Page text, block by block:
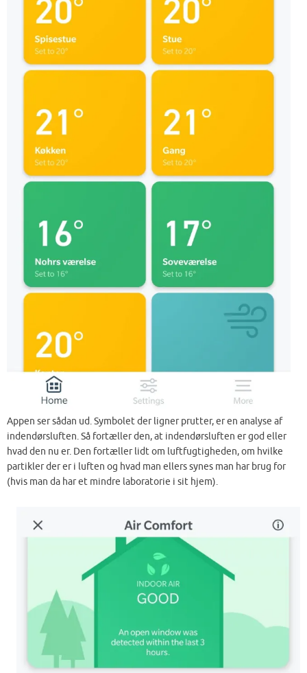
Appen ser sådan ud. Symbolet der ligner prutter, er en analyse af
indendørsluften. Så fortæller den, at indendørsluften er god eller
hvad den nu er. Den fortæller lidt om luftfugtigheden, om hvilke
partikler der er i luften og hvad man ellers synes man har brug for
(hvis man da har et mindre laboratorie i sit hjem).